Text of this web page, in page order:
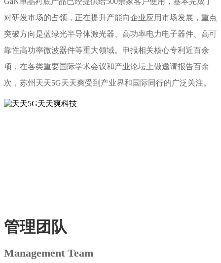
对研发市场的占领，正在提升产能向企业应用市场发展，重点
突破方向是蓝绿光半导体激光器、高功率电力电子器件、高可
靠性高功率微波器件等重大领域。申报相关核心专利近百余
项，在各类重要国际学术会议和产业论坛上做邀请报告百余
次，苏州天天5G天天爽受到产业界和国际同行的广泛关注。
管理团队
Management Team